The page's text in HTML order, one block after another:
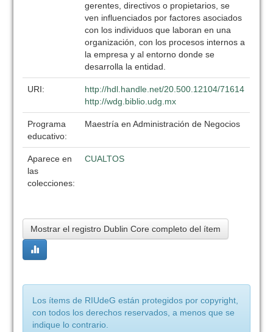
gerentes, directivos o propietarios, se
ven influenciados por factores asociados
con los individuos que laboran en una
organización, con los procesos internos a
la empresa y al entorno donde se
desarrolla la entidad.
URI:
http://hdl.handle.net/20.500.12104/71614
http://wdg.biblio.udg.mx
Programa
educativo:
Maestría en Administración de Negocios
Aparece en
las
colecciones:
CUALTOS
Mostrar el registro Dublin Core completo del ítem
Los ítems de RIUdeG están protegidos por copyright,
con todos los derechos reservados, a menos que se
indique lo contrario.